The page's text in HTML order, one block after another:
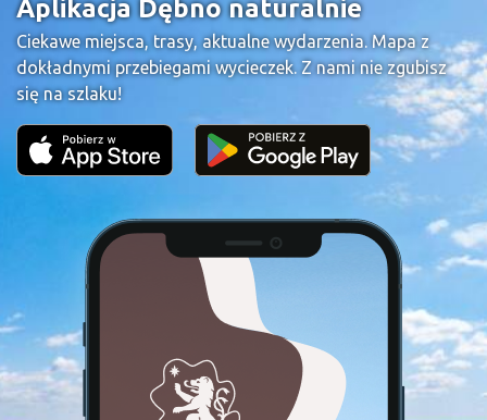
Aplikacja Dębno naturalnie
Ciekawe miejsca, trasy, aktualne wydarzenia. Mapa z
dokładnymi przebiegami wycieczek. Z nami nie zgubisz
się na szlaku!